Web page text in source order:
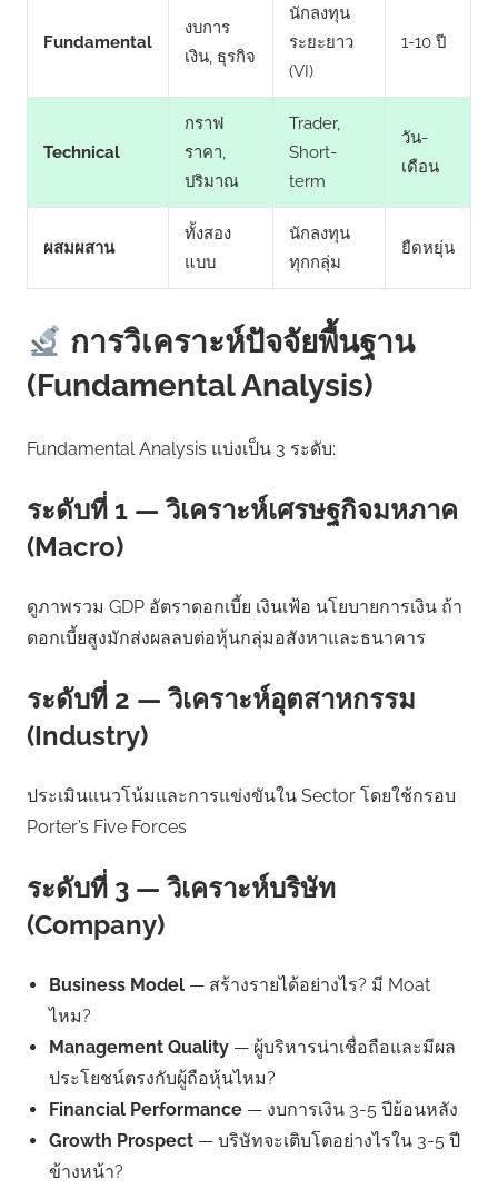
Fundamental
งบการ
เงิน, ธุรกิจ
นักลงทุน
ระยะยาว
(VI)
1-10 ปี
Technical
กราฟ
ราคา,
ปริมาณ
Trader,
Short-
term
วัน-
เดือน
ผสมผสาน
ทั้งสอง
แบบ
นักลงทุน
ทุกกลุ่ม
ยืดหยุ่น
การวิเคราะห์ปัจจัยพื้นฐาน
(Fundamental Analysis)
Fundamental Analysis แบ่งเป็น 3 ระดับ:
ระดับที่ 1 — วิเคราะห์เศรษฐกิจมหภาค
(Macro)
ดูภาพรวม GDP อัตราดอกเบี้ย เงินเฟ้อ นโยบายการเงิน ถ้า
ดอกเบี้ยสูงมักส่งผลลบต่อหุ้นกลุ่มอสังหาและธนาคาร
ระดับที่ 2 — วิเคราะห์อุตสาหกรรม
(Industry)
ประเมินแนวโน้มและการแข่งขันใน Sector โดยใช้กรอบ
Porter’s Five Forces
ระดับที่ 3 — วิเคราะห์บริษัท
(Company)
Business Model — สร้างรายได้อย่างไร? มี Moat
ไหม?
Management Quality — ผู้บริหารน่าเชื่อถือและมีผล
ประโยชน์ตรงกับผู้ถือหุ้นไหม?
Financial Performance — งบการเงิน 3-5 ปีย้อนหลัง
Growth Prospect — บริษัทจะเติบโตอย่างไรใน 3-5 ปี
ข้างหน้า?